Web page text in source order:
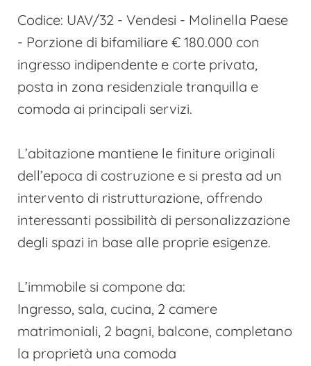
Codice: UAV/32 - Vendesi - Molinella Paese
- Porzione di bifamiliare € 180.000 con
ingresso indipendente e corte privata,
posta in zona residenziale tranquilla e
comoda ai principali servizi.
L’abitazione mantiene le finiture originali
dell’epoca di costruzione e si presta ad un
intervento di ristrutturazione, offrendo
interessanti possibilità di personalizzazione
degli spazi in base alle proprie esigenze.
L’immobile si compone da:
Ingresso, sala, cucina, 2 camere
matrimoniali, 2 bagni, balcone, completano
la proprietà una comoda